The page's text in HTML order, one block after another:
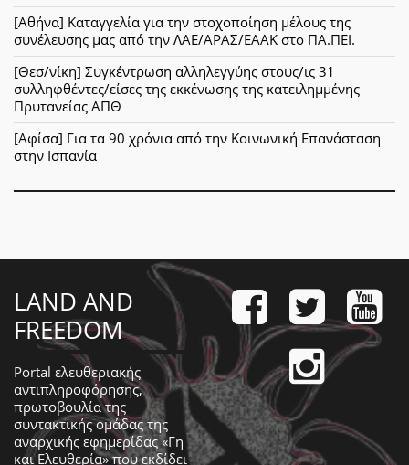
[Αθήνα] Καταγγελία για την στοχοποίηση μέλους της
συνέλευσης μας από την ΛΑΕ/ΑΡΑΣ/ΕΑΑΚ στο ΠΑ.ΠΕΙ.
[Θεσ/νίκη] Συγκέντρωση αλληλεγγύης στους/ις 31
συλληφθέντες/είσες της εκκένωσης της κατειλημμένης
Πρυτανείας ΑΠΘ
[Αφίσα] Για τα 90 χρόνια από την Κοινωνική Επανάσταση
στην Ισπανία
LAND AND
FREEDOM
Portal ελευθεριακής
αντιπληροφόρησης,
πρωτοβουλία της
συντακτικής ομάδας της
αναρχικής εφημερίδας «Γη
και Ελευθερία» που εκδίδει